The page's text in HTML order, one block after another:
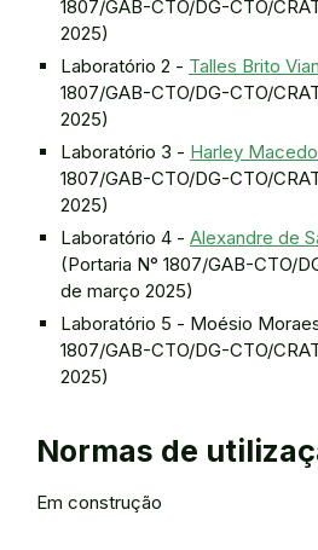
1807/GAB-CTO/DG-CTO/
2025)
Laboratório 2 - Talles Brito
1807/GAB-CTO/DG-CTO/
2025)
Laboratório 3 - Harley
1807/GAB-CTO/DG-CTO/
2025)
Laboratório 4 - Alexandre de
(Portaria N° 1807/GAB-CTO/
de março 2025)
Laboratório 5 - Moésio
1807/GAB-CTO/DG-CTO/
2025)
Normas de
Em construção